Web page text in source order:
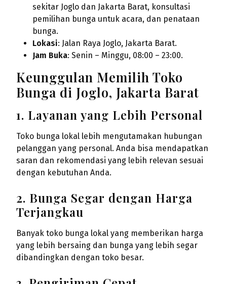
sekitar Joglo dan Jakarta Barat, konsultasi
pemilihan bunga untuk acara, dan penataan
bunga.
Lokasi: Jalan Raya Joglo, Jakarta Barat.
Jam Buka: Senin – Minggu, 08:00 – 23:00.
Keunggulan Memilih Toko
Bunga di Joglo, Jakarta Barat
1. Layanan yang Lebih Personal
Toko bunga lokal lebih mengutamakan hubungan
pelanggan yang personal. Anda bisa mendapatkan
saran dan rekomendasi yang lebih relevan sesuai
dengan kebutuhan Anda.
2. Bunga Segar dengan Harga
Terjangkau
Banyak toko bunga lokal yang memberikan harga
yang lebih bersaing dan bunga yang lebih segar
dibandingkan dengan toko besar.